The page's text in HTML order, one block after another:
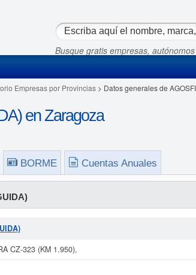
Busque gratis empresas,
Empresas por Provincias> Datos generales de
en Zaragoza
BORME Cuentas Anuales
CZ-323 (KM 1.950),